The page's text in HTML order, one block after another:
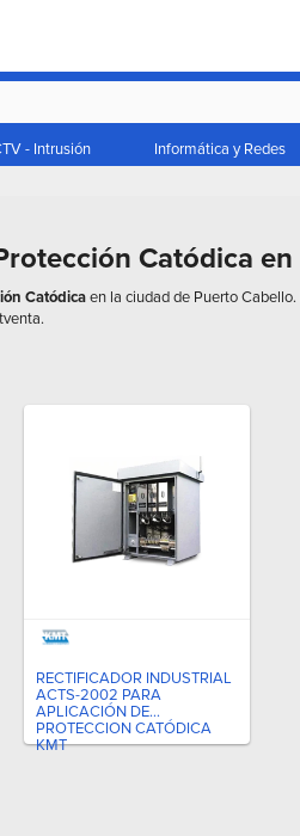
- Intrusión Informática y Redes
Catódica
Catódicaen la ciudad de Puerto
RECTIFICADOR INDUSTRIAL
ACTS-2002 PARA
APLICACIÓN DE
PROTECCION CATÓDICA
KMT